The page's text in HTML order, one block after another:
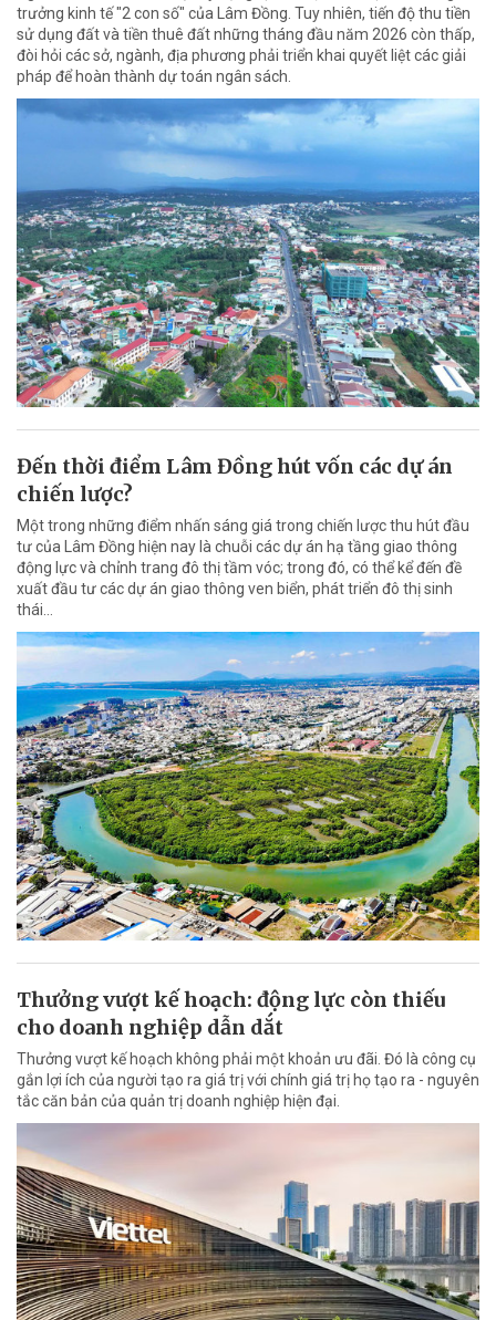
trưởng kinh tế "2 con số" của Lâm Đồng. Tuy nhiên, tiến độ thu tiền
sử dụng đất và tiền thuê đất những tháng đầu năm 2026 còn thấp,
đòi hỏi các sở, ngành, địa phương phải triển khai quyết liệt các giải
pháp để hoàn thành dự toán ngân sách.
Đến thời điểm Lâm Đồng hút vốn các dự án
chiến lược?
Một trong những điểm nhấn sáng giá trong chiến lược thu hút đầu
tư của Lâm Đồng hiện nay là chuỗi các dự án hạ tầng giao thông
động lực và chỉnh trang đô thị tầm vóc; trong đó, có thể kể đến đề
xuất đầu tư các dự án giao thông ven biển, phát triển đô thị sinh
thái…
Thưởng vượt kế hoạch: động lực còn thiếu
cho doanh nghiệp dẫn dắt
Thưởng vượt kế hoạch không phải một khoản ưu đãi. Đó là công cụ
gắn lợi ích của người tạo ra giá trị với chính giá trị họ tạo ra - nguyên
tắc căn bản của quản trị doanh nghiệp hiện đại.